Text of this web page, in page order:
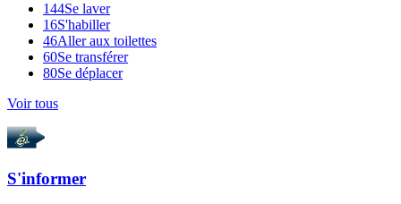
144Se laver
16S'habiller
46Aller aux toilettes
60Se transférer
80Se déplacer
Voir tous
S'informer